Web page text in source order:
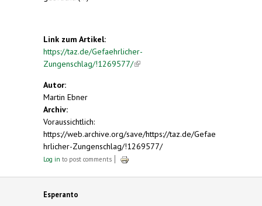
Link zum Artikel:
https://taz.de/Gefaehrlicher-
Zungenschlag/!1269577/(link is external)
Autor:
Martin Ebner
Archiv:
Voraussichtlich:
https://web.archive.org/save/https://taz.de/Gefae
hrlicher-Zungenschlag/!1269577/
Log in to post comments
Esperanto